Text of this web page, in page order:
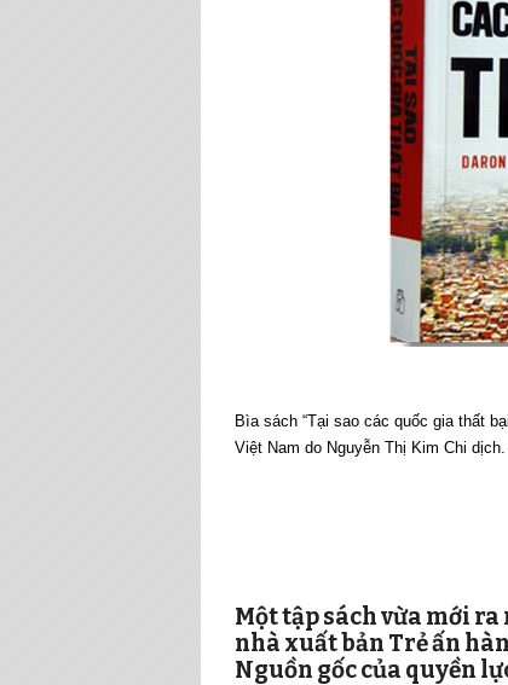
Bìa sách “Tại sao các quốc gia thất
Việt Nam do Nguyễn Thị Kim Chi dịch.
Một tập sách vừa mới
nhà xuất bản Trẻ ấn
Nguồn gốc của quyền